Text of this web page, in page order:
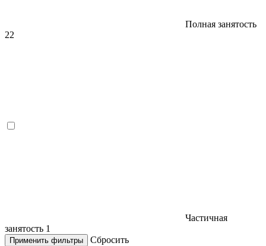
Полная занятость
22
Частичная
занятость 1
Применить фильтры
Сбросить